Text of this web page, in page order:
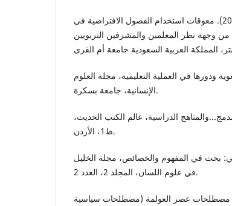
سلطان بن سليم، بن سالم الثبيني ( 2015). معوقات استخدام الفصول الافتراضية في
من وجهة نظر المعلمين والمشرفين التربويين
اللغوية ودورها في العملية التعليمية، مجلة العلوم
الإنسانية، جامعة بسكرة.
(2016). التعلم المدمج...والمناهج الدراسية، عالم الكتب الحديث،
ط1، الأردن.
الرقمي: بحث في المفهوم والخصائص، مجلة الخليل
في علوم اللسان، المجلد 2، العدد 2.
مصطلحات عصر العولمة (مصطلحات سياسية